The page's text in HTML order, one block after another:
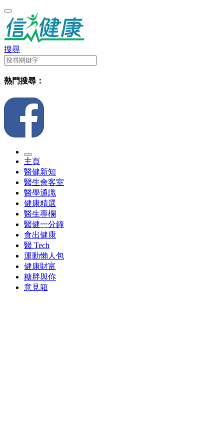
搜尋
熱門搜尋：
主頁
醫健新知
醫生會客室
醫學通識
健康精選
醫生專欄
醫健一分鐘
食出健康
醫 Tech
運動懶人包
健康財富
糖胖與你
意見箱